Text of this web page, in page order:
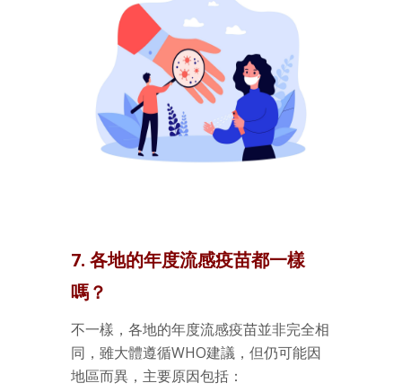
7. 各地的年度流感疫苗都一樣
嗎？
不一樣，各地的年度流感疫苗並非完全相
同，雖大體遵循WHO建議，但仍可能因
地區而異，主要原因包括：